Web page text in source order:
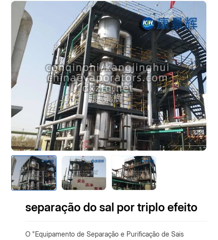
separação do sal por triplo efeito
O "Equipamento de Separação e Purificação de Sais